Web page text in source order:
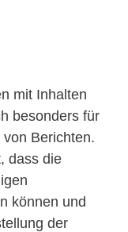
mit Inhalten
besonders für
Berichten.
dass die
können und
der